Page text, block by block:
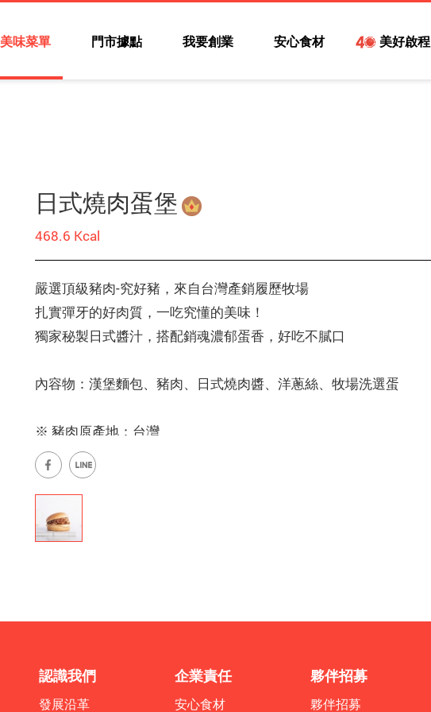
美味菜單 門市據點 我要創業 安心食材 美好啟程
日式燒肉蛋堡
468.6 Kcal
嚴選頂級豬肉-究好豬，來自台灣產銷履歷牧場
扎實彈牙的好肉質，一吃究懂的美味！
獨家秘製日式醬汁，搭配銷魂濃郁蛋香，好吃不膩口
內容物：漢堡麵包、豬肉、日式燒肉醬、洋蔥絲、牧場洗選蛋
※ 豬肉原產地：台灣
認識我們
發展沿革
企業責任
安心食材
夥伴招募
夥伴招募